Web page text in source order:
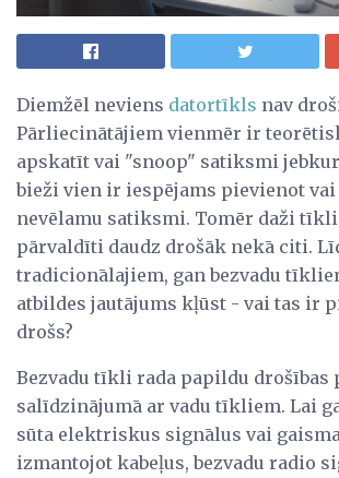
Diemžēl neviens datortīkls nav
Pārliecinātājiem vienmēr ir
apskatīt vai "snoop" satiksmi
bieži vien ir iespējams pievienot
nevēlamu satiksmi. Tomēr daži
pārvaldīti daudz drošāk nekā citi.
tradicionālajiem, gan bezvadu
atbildes jautājums kļūst - vai tas ir
drošs?
Bezvadu tīkli rada papildu drošības
salīdzinājumā ar vadu tīkliem. Lai
sūta elektriskus signālus vai
izmantojot kabeļus, bezvadu radio